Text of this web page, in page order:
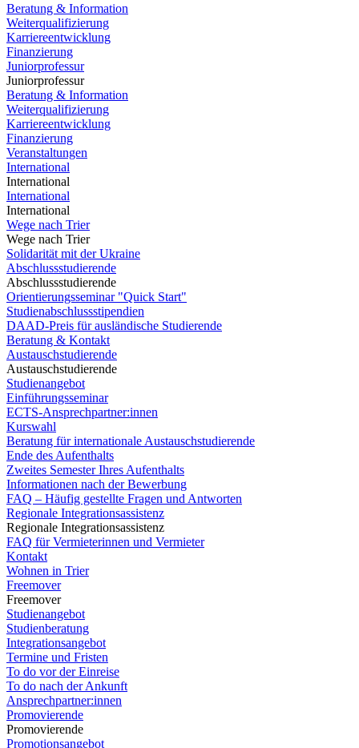
Beratung & Information
Weiterqualifizierung
Karriereentwicklung
Finanzierung
Juniorprofessur
Juniorprofessur
Beratung & Information
Weiterqualifizierung
Karriereentwicklung
Finanzierung
Veranstaltungen
International
International
International
International
Wege nach Trier
Wege nach Trier
Solidarität mit der Ukraine
Abschlussstudierende
Abschlussstudierende
Orientierungsseminar "Quick Start"
Studienabschlussstipendien
DAAD-Preis für ausländische Studierende
Beratung & Kontakt
Austauschstudierende
Austauschstudierende
Studienangebot
Einführungsseminar
ECTS-Ansprechpartner:innen
Kurswahl
Beratung für internationale Austauschstudierende
Ende des Aufenthalts
Zweites Semester Ihres Aufenthalts
Informationen nach der Bewerbung
FAQ – Häufig gestellte Fragen und Antworten
Regionale Integrationsassistenz
Regionale Integrationsassistenz
FAQ für Vermieterinnen und Vermieter
Kontakt
Wohnen in Trier
Freemover
Freemover
Studienangebot
Studienberatung
Integrationsangebot
Termine und Fristen
To do vor der Einreise
To do nach der Ankunft
Ansprechpartner:innen
Promovierende
Promovierende
Promotionsangebot